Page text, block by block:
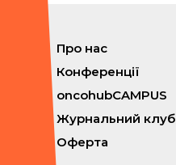
Про нас
Конференції
oncohubCAMPUS
Журнальний клуб
Оферта